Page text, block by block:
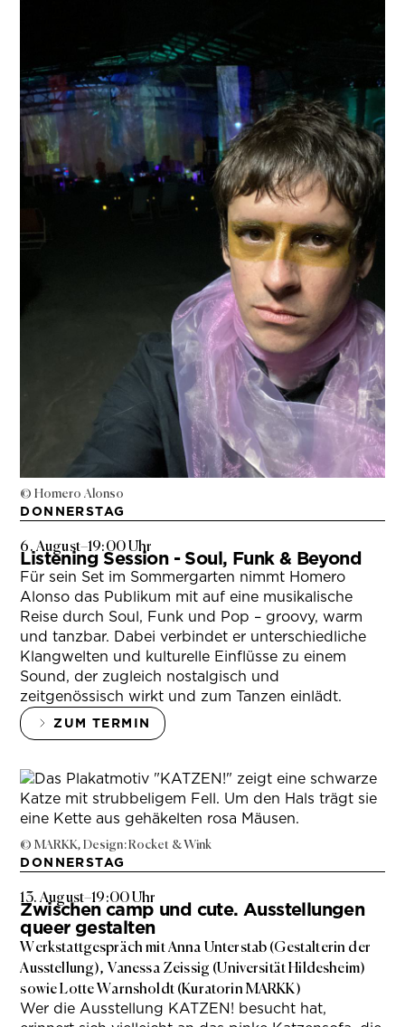
© Homero Alonso
DONNERSTAG
6. August–19:00 Uhr
Listening Session - Soul, Funk & Beyond
Für sein Set im Sommergarten nimmt Homero
Alonso das Publikum mit auf eine musikalische
Reise durch Soul, Funk und Pop – groovy, warm
und tanzbar. Dabei verbindet er unterschiedliche
Klangwelten und kulturelle Einflüsse zu einem
Sound, der zugleich nostalgisch und
zeitgenössisch wirkt und zum Tanzen einlädt.
ZUM TERMIN
© MARKK, Design: Rocket & Wink
DONNERSTAG
13. August–19:00 Uhr
Zwischen camp und cute. Ausstellungen
queer gestalten
Werkstattgespräch mit Anna Unterstab (Gestalterin der
Ausstellung), Vanessa Zeissig (Universität Hildesheim)
sowie Lotte Warnsholdt (Kuratorin MARKK)
Wer die Ausstellung KATZEN! besucht hat,